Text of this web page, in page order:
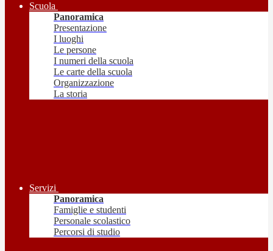
Scuola
Panoramica
Presentazione
I luoghi
Le persone
I numeri della scuola
Le carte della scuola
Organizzazione
La storia
Servizi
Panoramica
Famiglie e studenti
Personale scolastico
Percorsi di studio